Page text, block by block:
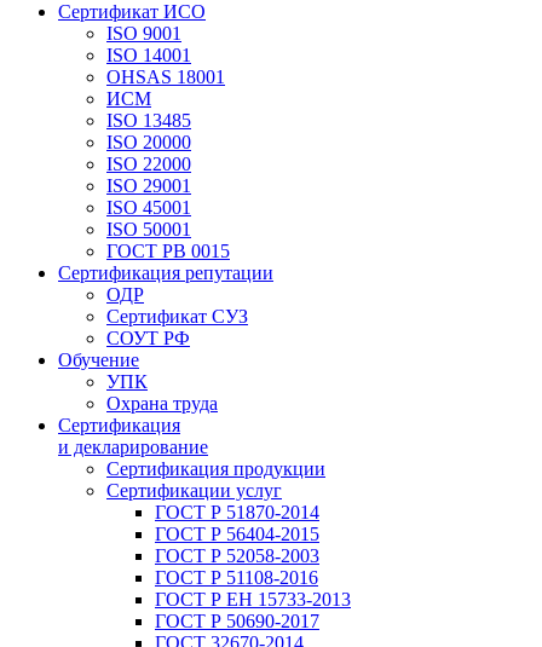
Сертификат ИСО
ISO 9001
ISO 14001
OHSAS 18001
ИСМ
ISO 13485
ISO 20000
ISO 22000
ISO 29001
ISO 45001
ISO 50001
ГОСТ РВ 0015
Сертификация репутации
ОДР
Сертификат СУЗ
СОУТ РФ
Обучение
УПК
Охрана труда
Сертификация
и декларирование
Сертификация продукции
Сертификации услуг
ГОСТ Р 51870-2014
ГОСТ Р 56404-2015
ГОСТ Р 52058-2003
ГОСТ Р 51108-2016
ГОСТ Р ЕН 15733-2013
ГОСТ Р 50690-2017
ГОСТ 32670-2014